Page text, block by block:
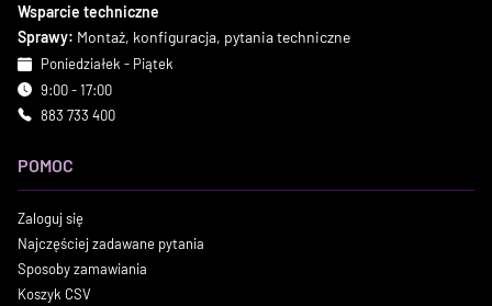
Wsparcie techniczne
Sprawy: Montaż, konfiguracja, pytania techniczne
Poniedziałek - Piątek
9:00 - 17:00
883 733 400
POMOC
Zaloguj się
Najczęściej zadawane pytania
Sposoby zamawiania
Koszyk CSV